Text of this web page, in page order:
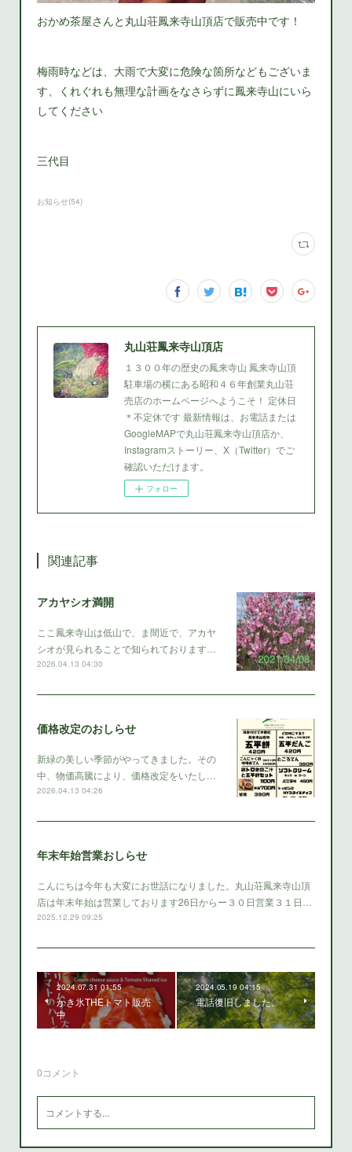
おかめ茶屋さんと丸山荘鳳来寺山頂店で販売中です！
梅雨時などは、大雨で大変に危険な箇所などもございま
す、くれぐれも無理な計画をなさらずに鳳来寺山にいら
してください
三代目
お知らせ(54)
丸山荘鳳来寺山頂店
１３００年の歴史の鳳来寺山 鳳来寺山頂
駐車場の横にある昭和４６年創業丸山荘
売店のホームページへようこそ！ 定休日
＊不定休です 最新情報は、お電話または
GoogleMAPで丸山荘鳳来寺山頂店か、
Instagramストーリー、X（Twitter）でご
確認いただけます。
フォロー
関連記事
アカヤシオ満開
ここ鳳来寺山は低山で、ま間近で、アカヤ
シオが見られることで知られております…
2026.04.13 04:30
価格改定のおしらせ
新緑の美しい季節がやってきました。その
中、物価高騰により、価格改定をいたし…
2026.04.13 04:26
年末年始営業おしらせ
こんにちは今年も大変にお世話になりました。丸山荘鳳来寺山頂
店は年末年始は営業しております26日からー３０日営業３１日…
2025.12.29 09:25
2024.07.31 01:55
かき氷THEトマト販売
中
2024.05.19 04:15
電話復旧しました。
0コメント